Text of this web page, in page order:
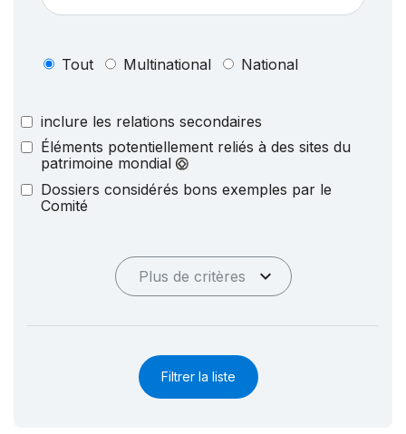
Tout Multinational National
inclure les relations secondaires
Éléments potentiellement reliés à des sites du
patrimoine mondial
Dossiers considérés bons exemples par le
Comité
Plus de critères
Filtrer la liste